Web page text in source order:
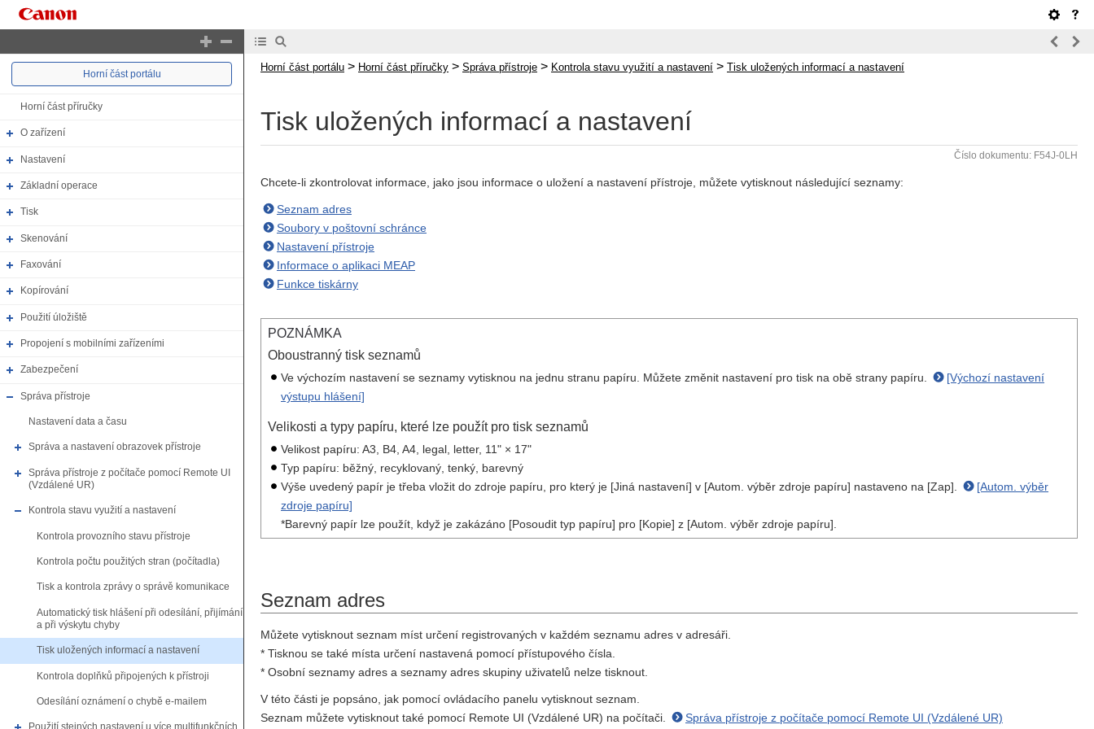
Horní část portálu
Horní část příručky
O zařízení
Nastavení
Základní operace
Tisk
Skenování
Faxování
Kopírování
Použití úložiště
Propojení s mobilními zařízeními
Zabezpečení
Správa přístroje
Nastavení data a času
Správa a nastavení obrazovek přístroje
Správa přístroje z počítače pomocí Remote UI
(Vzdálené UR)
Kontrola stavu využití a nastavení
Kontrola provozního stavu přístroje
Kontrola počtu použitých stran (počítadla)
Tisk a kontrola zprávy o správě komunikace
Automatický tisk hlášení při odesílání, přijímání
a při výskytu chyby
Tisk uložených informací a nastavení
Kontrola doplňků připojených k přístroji
Odesílání oznámení o chybě e-mailem
Horní část portálu > Horní část příručky > Správa přístroje > Kontrola stavu využití a nastavení > Tisk uložených informací a nastavení
Tisk uložených informací a nastavení
Číslo dokumentu: F54J-0LH
Chcete-li zkontrolovat informace, jako jsou informace o uložení a nastavení přístroje, můžete vytisknout následující seznamy:
Seznam adres
Soubory v poštovní schránce
Nastavení přístroje
Informace o aplikaci MEAP
Funkce tiskárny
POZNÁMKA
Oboustranný tisk seznamů
Ve výchozím nastavení se seznamy vytisknou na jednu stranu papíru. Můžete změnit nastavení pro tisk na obě strany papíru.
[Výchozí nastavení
výstupu hlášení]
Velikosti a typy papíru, které lze použít pro tisk seznamů
Velikost papíru: A3, B4, A4, legal, letter, 11" × 17"
Typ papíru: běžný, recyklovaný, tenký, barevný
Výše uvedený papír je třeba vložit do zdroje papíru, pro který je [Jiná nastavení] v [Autom. výběr zdroje papíru] nastaveno na [Zap].
[Autom. výběr
zdroje papíru]
*Barevný papír lze použít, když je zakázáno [Posoudit typ papíru] pro [Kopie] z [Autom. výběr zdroje papíru].
Seznam adres
Můžete vytisknout seznam míst určení registrovaných v každém seznamu adres v adresáři.
* Tisknou se také místa určení nastavená pomocí přístupového čísla.
* Osobní seznamy adres a seznamy adres skupiny uživatelů nelze tisknout.
V této části je popsáno, jak pomocí ovládacího panelu vytisknout seznam.
Seznam můžete vytisknout také pomocí Remote UI (Vzdálené UR) na počítači.
Správa přístroje z počítače pomocí Remote UI (Vzdálené UR)